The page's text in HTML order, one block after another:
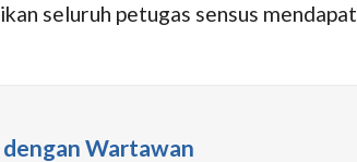
seluruh petugas sensus
dengan Wartawan